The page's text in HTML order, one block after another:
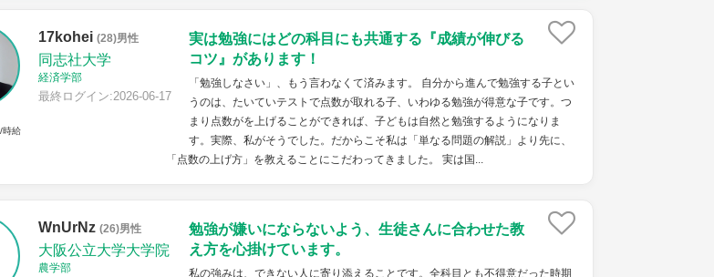
/時給
17kohei (28)男性
同志社大学
経済学部
最終ログイン:2026-06-17
実は勉強にはどの科目にも共通する『成績が伸びる
コツ』があります！
「勉強しなさい」、もう言わなくて済みます。 自分から進んで勉強する子とい
うのは、たいていテストで点数が取れる子、いわゆる勉強が得意な子です。つ
まり点数がを上げることができれば、子どもは自然と勉強するようになりま
す。実際、私がそうでした。だからこそ私は「単なる問題の解説」より先に、
「点数の上げ方」を教えることにこだわってきました。 実は国...
WnUrNz (26)男性
大阪公立大学大学院
農学部
勉強が嫌いにならないよう、生徒さんに合わせた教
え方を心掛けています。
私の強みは、できない人に寄り添えることです。全科目とも不得意だった時期